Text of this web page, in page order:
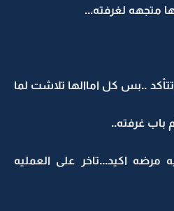
متجهه لغرفته...
..بس كل اماالها تلاشت لما
غرفته..
مرضه اكيد...تاخر على العمليه